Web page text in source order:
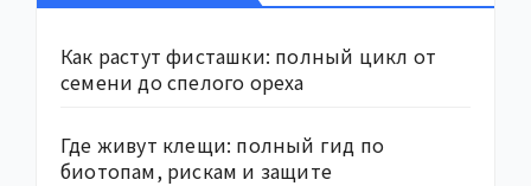
Как растут фисташки: полный цикл от
семени до спелого ореха
Где живут клещи: полный гид по
биотопам, рискам и защите